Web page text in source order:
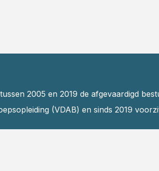
2005 en 2019 de afgevaardigd
(VDAB) en sinds 2019